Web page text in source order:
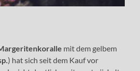
mit dem gelbem
) hat sich seit dem Kauf vor